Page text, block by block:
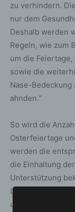
zu verhindern.
nur dem
Deshalb werden
Regeln, wie zum
um die
sowie die
Nase-
ahnden.“
So wird die
Osterfeiertage
werden die
die Einhaltung
Unterstützung
und Mitarbeitern